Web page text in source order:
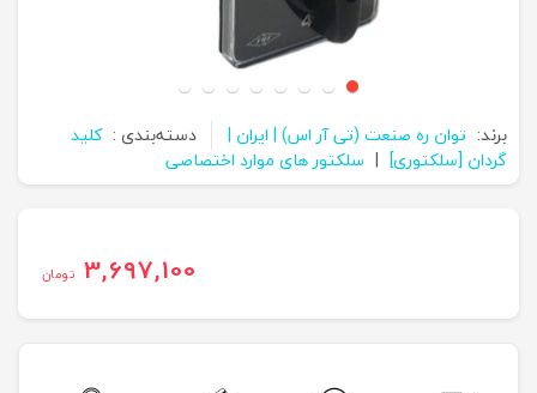
برند: توان ره صنعت (تی آر اس) | ایران | دسته‌بندی : کلید
گردان [سلکتوری] | سلکتور های موارد اختصاصی
3,697,100 تومان